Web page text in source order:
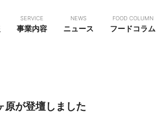
SERVICE
事業内容
NEWS
ニュース
FOOD COLUMN
フードコラム
原が登壇しました